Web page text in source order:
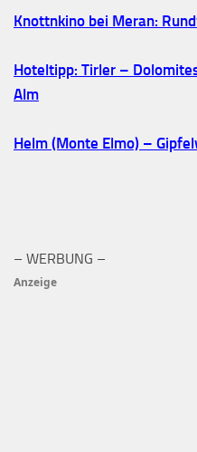
Knottnkino bei Meran:
Hoteltipp: Tirler –
Alm
Helm (Monte Elmo) –
– WERBUNG –
Anzeige